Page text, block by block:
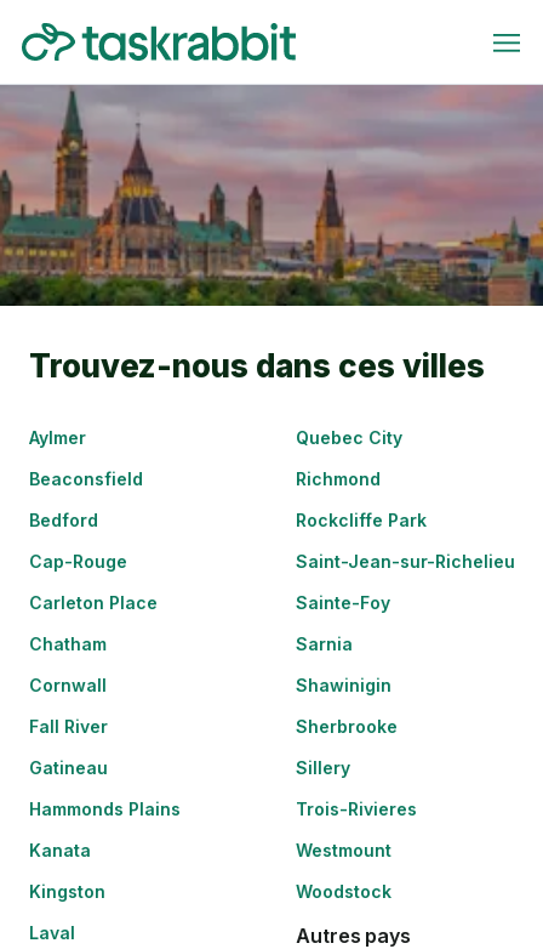
Trouvez-nous dans ces villes
Aylmer
Beaconsfield
Bedford
Cap-Rouge
Carleton Place
Chatham
Cornwall
Fall River
Gatineau
Hammonds Plains
Kanata
Kingston
Laval
Quebec City
Richmond
Rockcliffe Park
Saint-Jean-sur-Richelieu
Sainte-Foy
Sarnia
Shawinigin
Sherbrooke
Sillery
Trois-Rivieres
Westmount
Woodstock
Autres pays